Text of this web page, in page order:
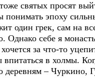
святых просят
понимать эпоху
один грек, сам на
Однако себе я
за что-то
в холмы.
деревням – Чуркино,